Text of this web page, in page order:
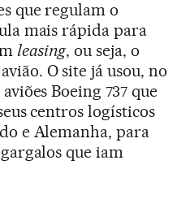
que regulam o
mais rápida para
leasing, ou seja, o
O site já usou, no
Boeing 737 que
centros logísticos
e Alemanha, para
que iam